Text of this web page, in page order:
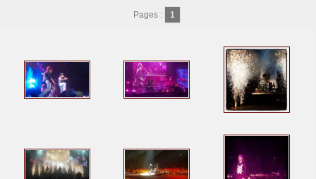
Pages : 1